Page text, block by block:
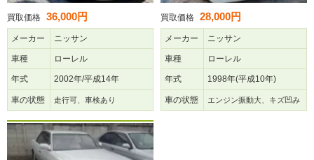
買取価格 36,000円
メーカー ニッサン
車種 ローレル
年式 2002年/平成14年
車の状態 走行可、車検あり
買取価格 28,000円
メーカー ニッサン
車種 ローレル
年式 1998年(平成10年)
車の状態 エンジン振動大、キズ凹み